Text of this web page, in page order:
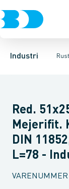
Industri
VentilerRustfrit
Svejsefittings
Bøjninger T-
Red.
Mejerifit.
DIN
L=78 -
VARENUMMER